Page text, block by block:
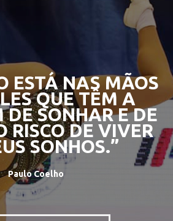
ESTÁ NAS MÃOS
QUE TÊM A
DE SONHAR E DE
RISCO DE VIVER
SONHOS.”
Paulo Coelho